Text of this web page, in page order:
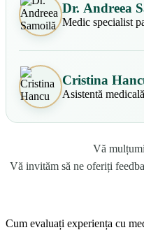
Dr. Andreea
Medic specialist
Cristina
Asistentă medicală
Vă
Vă invităm să ne oferiți
Cum evaluați experiența cu